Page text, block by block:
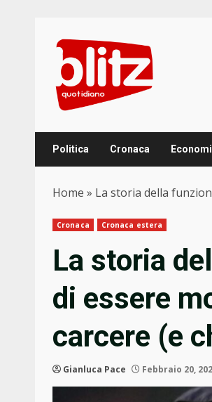
content
Politica Cronaca
Home » La storia della
Cronaca Cronaca estera
La storia
di essere
carcere (e
Gianluca Pace Febbraio 20,